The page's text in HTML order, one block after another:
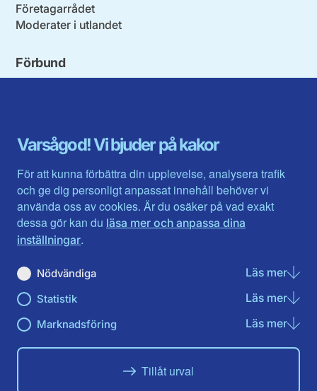
Varsågod! Vi bjuder på kakor
För att kunna förbättra din upplevelse, analysera trafik
och ge dig personligt anpassat innehåll behöver vi
använda oss av cookies. Är du osäker på vad exakt
dessa gör kan du läsa mer och anpassa dina
inställningar.
Nödvändiga Läs merom
Statistik Läs merom
Marknadsföring Läs merom
Tillåt urval
Företagarrådet
Moderater i utlandet
Förbund
Gävleborg
Halland
Jämtlands län
Jönköpings län
Kalmar län
Kronobergs län
Norrbotten
Skåne län
Värmlands län
Västerbotten
Västra Götaland
Västernorrland
Västmanland
Örebro län
Östergötland
Du hittar oss här på sociala medier
Facebook
Instagram